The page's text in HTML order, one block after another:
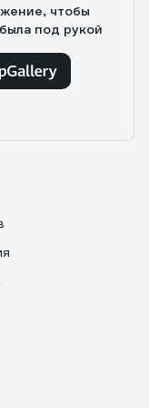
чтобы
под рукой